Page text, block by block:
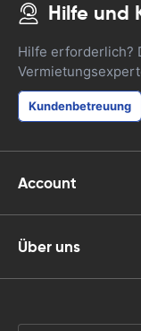
Hilfe und
Hilfe erforderlich?
Kundenbetreuung
Account
Über uns